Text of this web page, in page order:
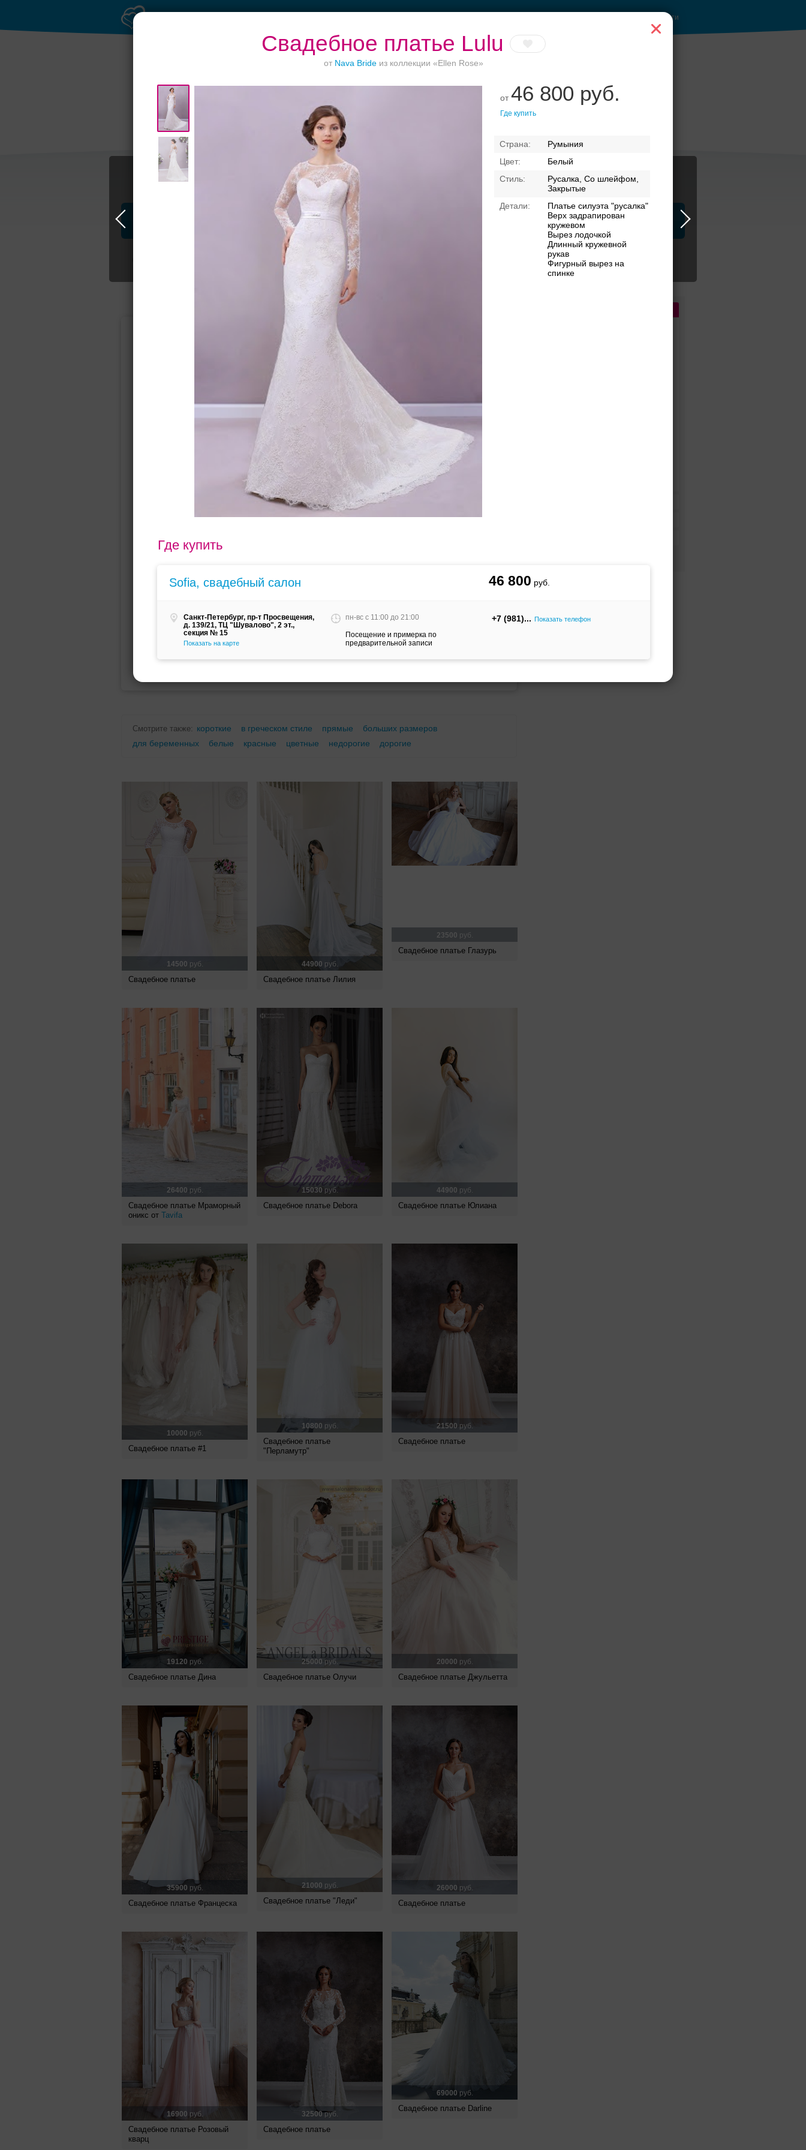
Свадебное платье Lulu
от Nava Bride из коллекции «Ellen Rose»
от46 800 руб.
Где купить
Румыния
Белый
Русалка, Со шлейфом,
Закрытые
Платье силуэта "русалка"
Верх задрапирован
кружевом
Вырез лодочкой
Длинный кружевной
рукав
Фигурный вырез на
спинке
Где купить
Sofia, свадебный салон 46 800
Санкт-Петербург, пр-т Просвещения,
д. 139/21, ТЦ "Шувалово", 2 эт.,
секция № 15
Показать на карте
пн-вс c 11:00 до 21:00
Посещение и примерка по
предварительной записи
+7 (981) Показать телефон
Войти
Рестораны с
верандами
Выбери своё платье
Свадебные платья ЗАГСы
Свадебные платья
Подбор свадебного платья
По стилю
Прямое Бальное
Мини (короткое) Со шлейфом
Смотрите также: короткие в греческом стиле прямые
больших размеров
для беременных
белые красные цветные недорогие дорогие
14500 руб.
Свадебное платье
44900 руб.
Свадебное платье Лилия
23500 руб.
Свадебное платье Глазурь
26400 руб.
Свадебное платье Мраморный
оникс от Tavifa
15030 руб.
Свадебное платье Debora
44900 руб.
Свадебное платье Юлиана
10000 руб.
Свадебное платье #1
10800 руб.
Свадебное платье
"Перламутр"
21500 руб.
Свадебное платье
19120 руб.
Свадебное платье Дина
25000 руб.
Свадебное платье Олучи
20000 руб.
Свадебное платье Джульетта
35900 руб.
Свадебное платье Францеска
21000 руб.
Свадебное платье "Леди"
26000 руб.
Свадебное платье
16900 руб.
Свадебное платье Розовый
кварц
32500руб.
Свадебное платье
69000 руб.
Свадебное платье Darline